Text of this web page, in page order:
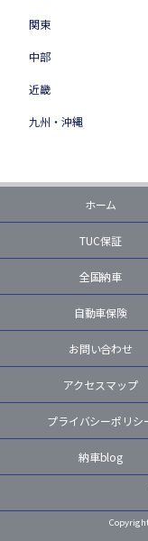
関東
中部
近畿
九州・沖縄
ホーム
TUC保証
全国納車
自動車保険
お問い合わせ
アクセスマップ
プライバシーポリシ
納車blog